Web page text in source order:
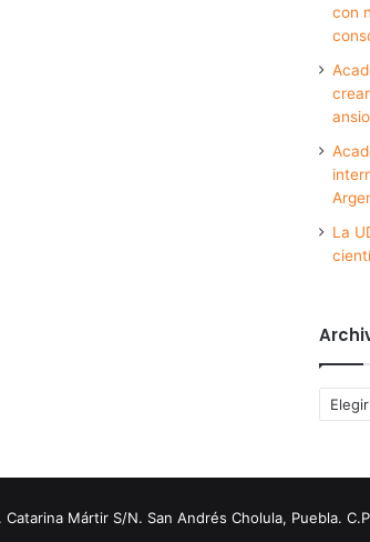
con
La
Archivos
Mártir S/N. San Andrés Cholula, Puebla.